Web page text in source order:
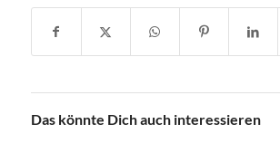
Das könnte Dich auch interessieren